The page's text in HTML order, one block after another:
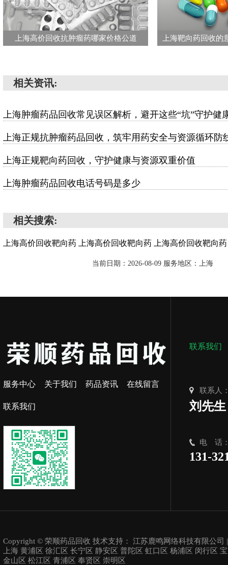
上海高价回收抗肿瘤药哪家价格公道
相关资讯:
上海肿瘤药品回收常见误区解析，避开这些“坑”守护健
上海正规抗肿瘤药品回收，筑牢用药安全与资源循环防
上海正规靶向药回收，守护健康与资源双重价值
上海肿瘤药品回收电话号码是多少
相关搜索:
上海高价回收靶向药 上海高价回收靶向药 上海高价回收靶向药
当前日期：2026-08-09 服务地区：上海
服务中心 关于我们 药品资讯 在线留言
联系我们
联系我们
联系人
刘先生
电 话
131-
Copyright © 荣顺药品回收 技术支持： 江苏鹿鸣网络科技有限公司
上海 黄浦区 徐汇区 长宁区 静安区 普陀区 虹口区 杨浦区 闵行区
金山区 松江区 青浦区 奉贤区 崇明区